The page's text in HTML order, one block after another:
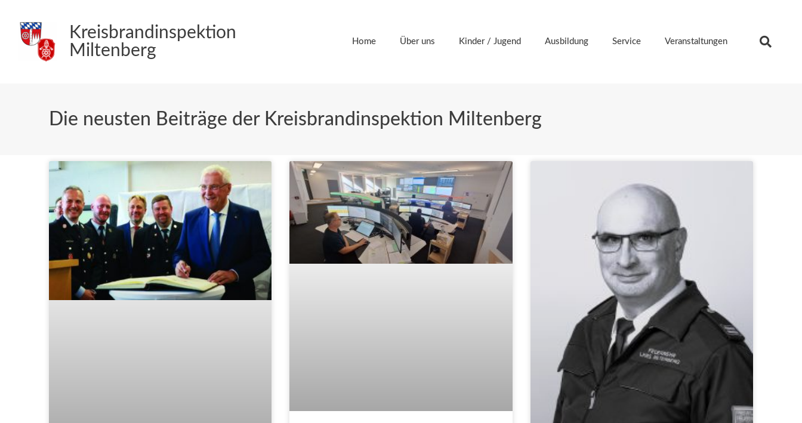
Kreisbrandinspektion
Miltenberg
Home Über uns Kinder / Jugend Ausbildung Service Veranstaltungen
Die neusten Beiträge der Kreisbrandinspektion Miltenberg